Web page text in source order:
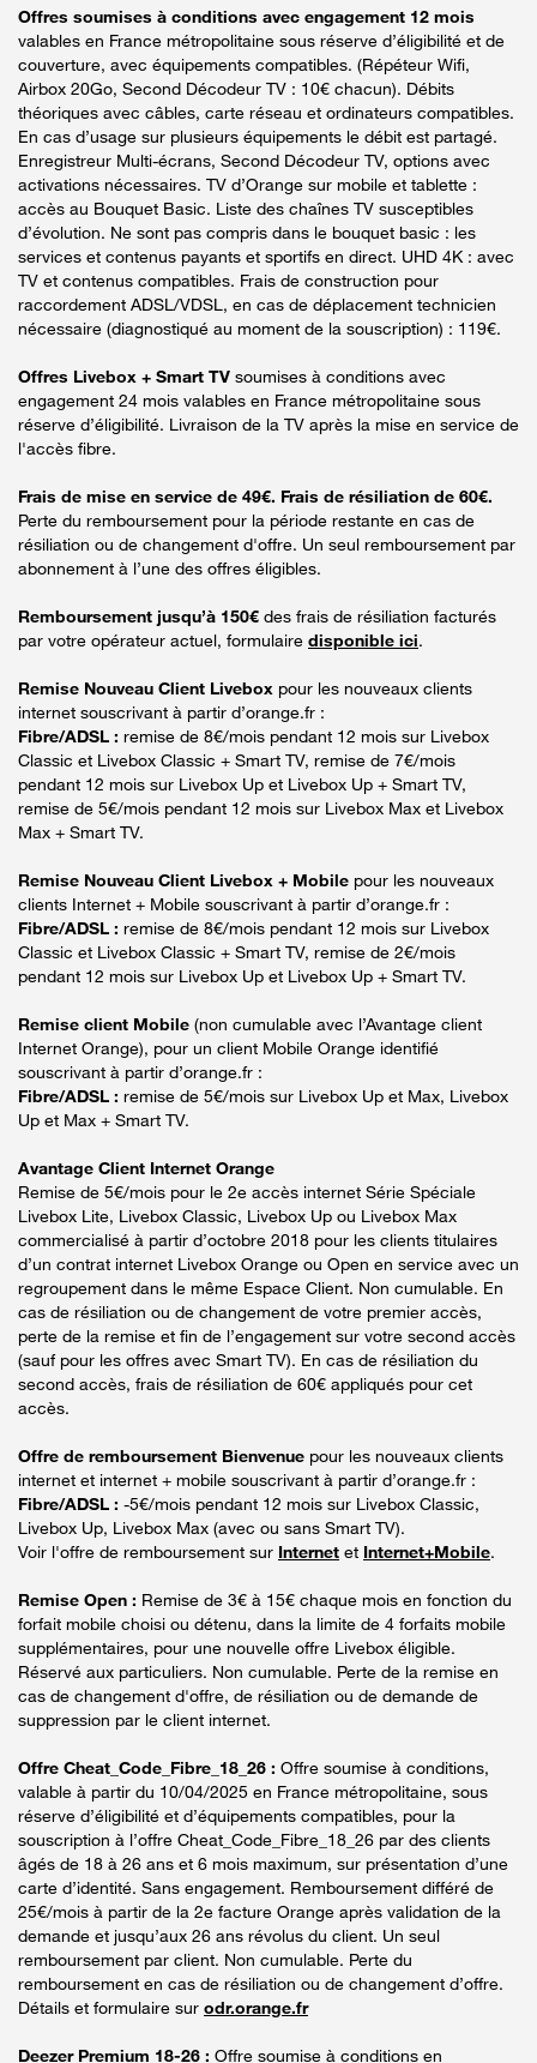
Offres soumises à conditions avec engagement 12 mois
valables en France métropolitaine sous réserve d’éligibilité et de
couverture, avec équipements compatibles. (Répéteur Wifi,
Airbox 20Go, Second Décodeur TV : 10€ chacun). Débits
théoriques avec câbles, carte réseau et ordinateurs compatibles.
En cas d’usage sur plusieurs équipements le débit est partagé.
Enregistreur Multi-écrans, Second Décodeur TV, options avec
activations nécessaires. TV d’Orange sur mobile et tablette :
accès au Bouquet Basic. Liste des chaînes TV susceptibles
d’évolution. Ne sont pas compris dans le bouquet basic : les
services et contenus payants et sportifs en direct. UHD 4K : avec
TV et contenus compatibles. Frais de construction pour
raccordement ADSL/VDSL, en cas de déplacement technicien
nécessaire (diagnostiqué au moment de la souscription) : 119€.
Offres Livebox + Smart TV soumises à conditions avec
engagement 24 mois valables en France métropolitaine sous
réserve d’éligibilité. Livraison de la TV après la mise en service de
l'accès fibre.
Frais de mise en service de 49€. Frais de résiliation de 60€.
Perte du remboursement pour la période restante en cas de
résiliation ou de changement d'offre. Un seul remboursement par
abonnement à l’une des offres éligibles.
Remboursement jusqu’à 150€ des frais de résiliation facturés
par votre opérateur actuel, formulaire disponible ici.
Remise Nouveau Client Livebox pour les nouveaux clients
internet souscrivant à partir d’orange.fr :
Fibre/ADSL : remise de 8€/mois pendant 12 mois sur Livebox
Classic et Livebox Classic + Smart TV, remise de 7€/mois
pendant 12 mois sur Livebox Up et Livebox Up + Smart TV,
remise de 5€/mois pendant 12 mois sur Livebox Max et Livebox
Max + Smart TV.
Remise Nouveau Client Livebox + Mobile pour les nouveaux
clients Internet + Mobile souscrivant à partir d’orange.fr :
Fibre/ADSL : remise de 8€/mois pendant 12 mois sur Livebox
Classic et Livebox Classic + Smart TV, remise de 2€/mois
pendant 12 mois sur Livebox Up et Livebox Up + Smart TV.
Remise client Mobile (non cumulable avec l’Avantage client
Internet Orange), pour un client Mobile Orange identifié
souscrivant à partir d’orange.fr :
Fibre/ADSL : remise de 5€/mois sur Livebox Up et Max, Livebox
Up et Max + Smart TV.
Avantage Client Internet Orange
Remise de 5€/mois pour le 2e accès internet Série Spéciale
Livebox Lite, Livebox Classic, Livebox Up ou Livebox Max
commercialisé à partir d’octobre 2018 pour les clients titulaires
d’un contrat internet Livebox Orange ou Open en service avec un
regroupement dans le même Espace Client. Non cumulable. En
cas de résiliation ou de changement de votre premier accès,
perte de la remise et fin de l’engagement sur votre second accès
(sauf pour les offres avec Smart TV). En cas de résiliation du
second accès, frais de résiliation de 60€ appliqués pour cet
accès.
Offre de remboursement Bienvenue pour les nouveaux clients
internet et internet + mobile souscrivant à partir d’orange.fr :
Fibre/ADSL : -5€/mois pendant 12 mois sur Livebox Classic,
Livebox Up, Livebox Max (avec ou sans Smart TV).
Voir l'offre de remboursement sur Internet et Internet+Mobile.
Remise Open : Remise de 3€ à 15€ chaque mois en fonction du
forfait mobile choisi ou détenu, dans la limite de 4 forfaits mobile
supplémentaires, pour une nouvelle offre Livebox éligible.
Réservé aux particuliers. Non cumulable. Perte de la remise en
cas de changement d'offre, de résiliation ou de demande de
suppression par le client internet.
Offre Cheat_Code_Fibre_18_26 : Offre soumise à conditions,
valable à partir du 10/04/2025 en France métropolitaine, sous
réserve d’éligibilité et d’équipements compatibles, pour la
souscription à l’offre Cheat_Code_Fibre_18_26 par des clients
âgés de 18 à 26 ans et 6 mois maximum, sur présentation d’une
carte d’identité. Sans engagement. Remboursement différé de
25€/mois à partir de la 2e facture Orange après validation de la
demande et jusqu’aux 26 ans révolus du client. Un seul
remboursement par client. Non cumulable. Perte du
remboursement en cas de résiliation ou de changement d’offre.
Détails et formulaire sur odr.orange.fr
Deezer Premium 18-26 : Offre soumise à conditions en